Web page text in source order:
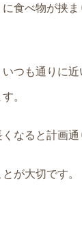
食べ物が挟
つも通りに
。
なると計画
が大切です。